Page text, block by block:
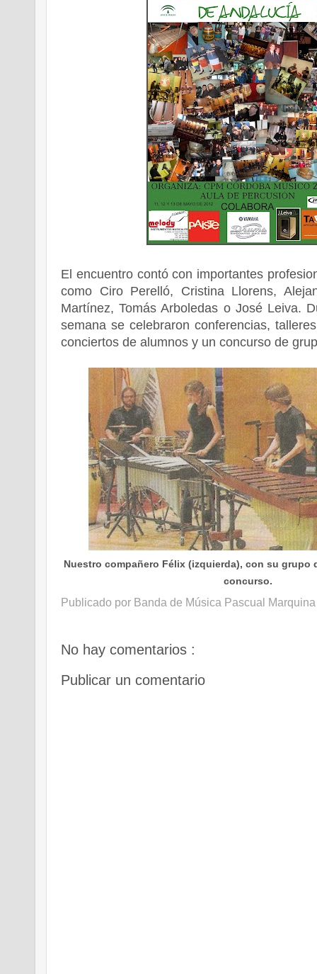
El encuentro contó con importantes
como Ciro Perelló, Cristina Llorens,
Martínez, Tomás Arboledas o José Leiva.
semana se celebraron conferencias,
conciertos de alumnos y un concurso de
Nuestro compañero Félix (izquierda), con su grupo
concurso.
Publicado por Banda de Música Pascual Marquina
No hay comentarios :
Publicar un comentario